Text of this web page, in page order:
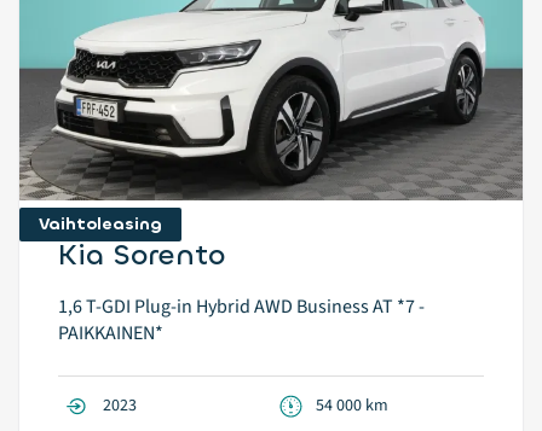
Vaihtoleasing
Kia Sorento
1,6 T-GDI Plug-in Hybrid AWD Business AT *7 -
PAIKKAINEN*
2023
54 000 km